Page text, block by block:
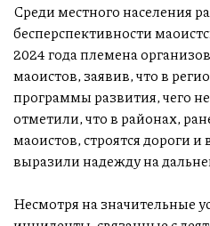
Среди местного населения
бесперспективности
2024 года племена
маоистов, заявив, что в
программы развития, чего
отметили, что в районах,
маоистов, строятся дороги
выразили надежду на
Несмотря на значительные